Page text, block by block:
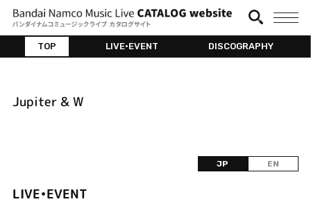
TOP LIVE•EVENT DISCOGRAPHY
Jupiter & W
JP EN
LIVE•EVENT